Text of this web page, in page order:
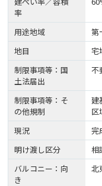
率
用途地域
第
地目
宅
制限事項等：国
土法届出
不
制限事項等：そ
の他規制
建
区
現況
完
明け渡し区分
相
バルコニー：向
き
北